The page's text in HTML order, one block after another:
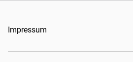
Impressum